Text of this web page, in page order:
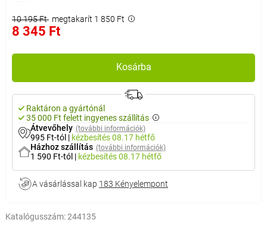
10 195 Ft megtakarít 1 850 Ft
8 345 Ft
Kosárba
Raktáron a gyártónál
35 000 Ft felett ingyenes szállítás
Átvevőhely (további információk)
995 Ft-tól | kézbesítés08.17 hétfő
Házhoz szállítás (további információk)
1 590 Ft-tól | kézbesítés08.17 hétfő
A vásárlással kap 183 Kényelempont
Katalógusszám:244135